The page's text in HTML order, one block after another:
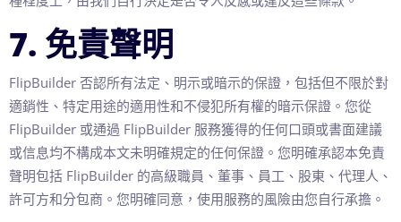
7. 免責聲明
FlipBuilder 否認所有法定、明示或暗示的保證，包括但不限於對
適銷性、特定用途的適用性和不侵犯所有權的暗示保證。您從
FlipBuilder 或通過 FlipBuilder 服務獲得的任何口頭或書面建議
或信息均不構成本文未明確規定的任何保證。您明確承認本免責
聲明包括 FlipBuilder 的高級職員、董事、員工、股東、代理人、
許可方和分包商。您明確同意，使用服務的風險由您自行承擔。